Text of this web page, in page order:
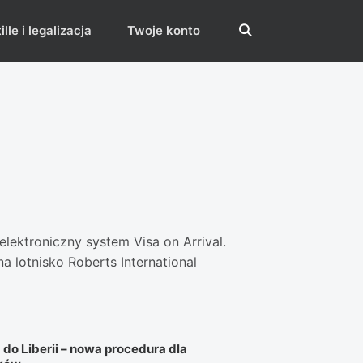
i legalizacja Twoje konto
system Visa on Arrival.
lotnisko Roberts International
Liberii – nowa procedura dla